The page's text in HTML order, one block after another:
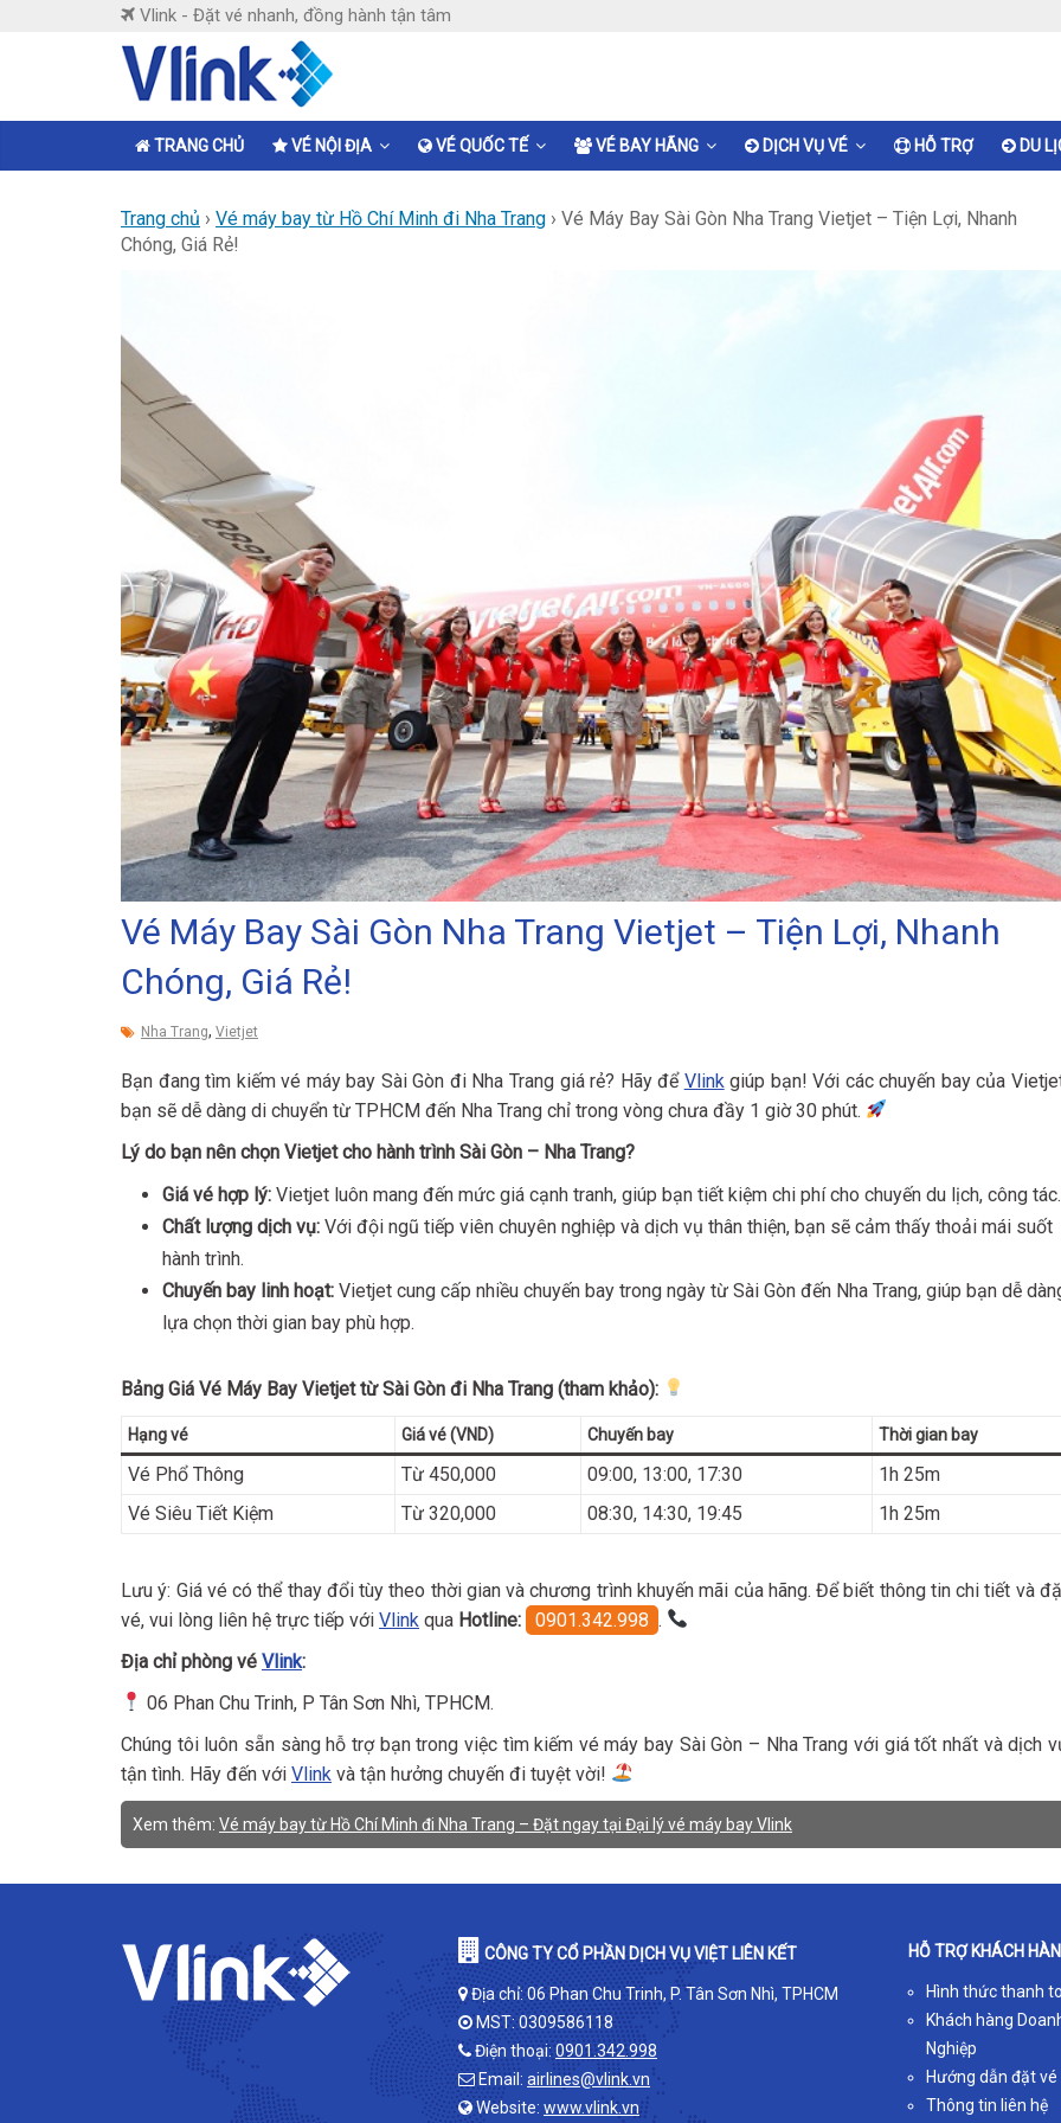
Vlink - Đặt vé nhanh, đồng hành tận tâm
Vlink
Đặt
vé
đồng
hành
TRANG CHỦ VÉ NỘI ĐỊA VÉ QUỐC TẾ VÉ BAY HÃNG DỊCH VỤ VÉ HỖ TRỢ DU
Trang chủ › Vé máy bay từ Hồ Chí Minh đi Nha Trang › Vé Máy Bay Sài Gòn Nha Trang Vietjet – Tiện Lợi, Nhanh
Chóng, Giá Rẻ!
Vé Máy Bay Sài Gòn Nha Trang Vietjet – Tiện Lợi, Nhanh
Chóng, Giá Rẻ!
Nha Trang, Vietjet
Bạn đang tìm kiếm vé máy bay Sài Gòn đi Nha Trang giá rẻ? Hãy để Vlinkgiúp bạn! Với các chuyến bay của
bạn sẽ dễ dàng di chuyển từ TPHCM đến Nha Trang chỉ trong vòng chưa đầy 1 giờ 30 phút.
Lý do bạn nên chọn Vietjet cho hành trình Sài Gòn – Nha Trang?
Giá vé hợp lý: Vietjet luôn mang đến mức giá cạnh tranh, giúp bạn tiết kiệm chi phí cho chuyến du lịch, công tác.
Chất lượng dịch vụ: Với đội ngũ tiếp viên chuyên nghiệp và dịch vụ thân thiện, bạn sẽ cảm thấy thoải mái suốt
hành trình.
Chuyến bay linh hoạt: Vietjet cung cấp nhiều chuyến bay trong ngày từ Sài Gòn đến Nha Trang, giúp bạn dễ
lựa chọn thời gian bay phù hợp.
Bảng Giá Vé Máy Bay Vietjet từ Sài Gòn đi Nha Trang (tham khảo):
Hạng vé Giá vé (VND) Chuyến bay Thời gian bay
Vé Phổ Thông Từ 450,000 09:00, 13:00, 17:30
1h 25m
Vé Siêu Tiết Kiệm
Từ 320,000 08:30, 14:30, 19:45 1h 25m
Lưu ý: Giá vé có thể thay đổi tùy theo thời gian và chương trình khuyến mãi của hãng. Để biết thông tin chi tiết và
vé, vui lòng liên hệ trực tiếp với Vlink qua Hotline: 0901.342.998 .
Địa chỉ phòng vé Vlink:
06 Phan Chu Trinh, P Tân Sơn Nhì, TPHCM.
Chúng tôi luôn sẵn sàng hỗ trợ bạn trong việc tìm kiếm vé máy bay Sài Gòn – Nha Trang với giá tốt nhất và dịch
tận tình. Hãy đến với Vlink và tận hưởng chuyến đi tuyệt vời!
Xem thêm: Vé máy bay từ Hồ Chí Minh đi Nha Trang – Đặt ngay tại Đại lý vé máy bay Vlink
CÔNG TY CỔ PHẦN DỊCH VỤ VIỆT LIÊN KẾT
Địa chỉ: 06 Phan Chu Trinh, P. Tân Sơn Nhì, TPHCM
MST: 0309586118
Điện thoại: 0901.342.998
Email: airlines@vlink.vn
Website: www.vlink.vn
HỖ TRỢ KHÁCH
Hình thức thanh
Khách hàng
Nghiệp
Hướng dẫn đặt vé
Thông tin liên hệ